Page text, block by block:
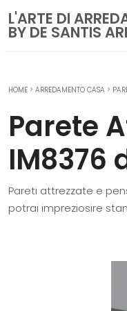
L'ARTE DI
BY DE SANTIS
CUCINE
Cucine
Cucine
Cucine su
ZONA
HOME > ARREDAMENTO CASA >
Parete
IM8376
Pareti attrezzate e
potrai impreziosire